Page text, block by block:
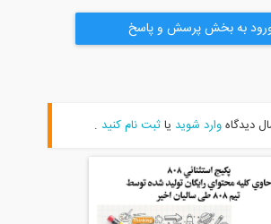
به بخش پرسش و پاسخ
دیدگاهوارد شویدیاثبت نام کنید.